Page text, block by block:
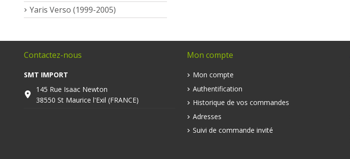
Yaris Verso (1999-2005)
Contactez-nous
SMT IMPORT
145 Rue Isaac Newton
38550 St Maurice l'Exil (FRANCE)
Mon compte
Mon compte
Authentification
Historique de vos commandes
Adresses
Suivi de commande invité